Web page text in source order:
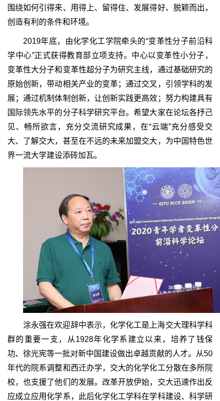
围绕如何引得来、用得上、留得住、发展得好、脱颖而出，
创造有利的条件和环境。
2019年底，由化学化工学院牵头的“变革性分子前沿科
学中心”正式获得教育部立项支持。中心以变革性小分子，
变革性大分子和变革性超分子为研究主线，通过基础研究的
原始创新，带动相关产业的变革；通过交叉，引领学科的发
展；通过机制体制创新，让创新实践更高效；努力构建具有
国际领先水平的分子科学研究平台。希望大家在论坛各抒己
见、畅所欲言，充分交流研究成果，在“云端”充分感受交
大、了解交大，甚至在不远的未来加盟交大，为中国特色世
界一流大学建设添砖加瓦。
涂永强在欢迎辞中表示，化学化工是上海交大理科学科
群的重要一支，从1928年化学系建立以来，培养了钱保
功、徐光宪等一批对新中国建设做出卓越贡献的人才。从50
年代的院系调整和西迁办学，交大的化学化工分散在多所院
校，也支援了他们的发展。改革开放伊始，交大迅速作出反
应成立应用化学系，此后化学化工学科在学科建设、科学研